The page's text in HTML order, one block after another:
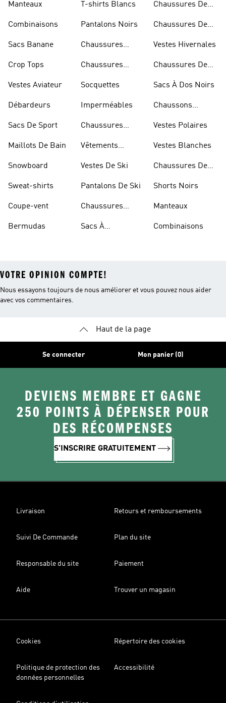
Manteaux
Combinaisons
Sacs Banane
Crop Tops
Vestes Aviateur
Débardeurs
Sacs De Sport
Maillots De Bain
Snowboard
Sweat-shirts
Coupe-vent
Bermudas
T-shirts Blancs
Pantalons Noirs
Chaussures
Chaussures
Socquettes
Imperméables
Chaussures
Vêtements
Vestes De Ski
Pantalons De Ski
Chaussures
Sacs À
Chaussures De
Chaussures De
Vestes Hivernales
Chaussures De
Sacs À Dos Noirs
Chaussons
Vestes Polaires
Vestes Blanches
Chaussures De
Shorts Noirs
Manteaux
Combinaisons
VOTRE OPINION COMPTE!
Nous essayons toujours de nous améliorer et vous pouvez nous aider
avec vos commentaires.
Haut de la page
Se connecter Mon panier (0)
DEVIENS MEMBRE ET GAGNE
250 POINTS À DÉPENSER POUR
DES RÉCOMPENSES
S'INSCRIRE GRATUITEMENT
Livraison Retours et remboursements
Suivi De Commande Plan du site
Responsable du site Paiement
Aide Trouver un magasin
Cookies Répertoire des cookies
Politique de protection des
données personnelles
Accessibilité